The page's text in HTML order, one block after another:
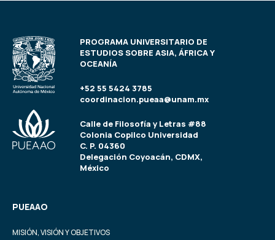
PROGRAMA UNIVERSITARIO DE
ESTUDIOS SOBRE ASIA, ÁFRICA Y
OCEANÍA
+52 55 5424 3785
coordinacion.pueaa@unam.mx
Calle de Filosofía y Letras #88
Colonia Copilco Universidad
C. P. 04360
Delegación Coyoacán, CDMX,
México
PUEAAO
MISIÓN, VISIÓN Y OBJETIVOS